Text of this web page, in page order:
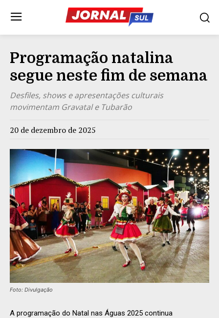
Programação natalina
segue neste fim de semana
Desfiles, shows e apresentações culturais
movimentam Gravatal e Tubarão
20 de dezembro de 2025
Foto: Divulgação
A programação do Natal nas Águas 2025 continua